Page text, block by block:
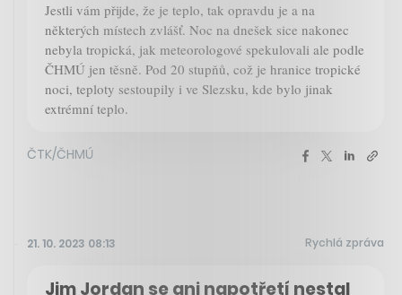
Jestli vám přijde, že je teplo, tak opravdu je a na
některých místech zvlášť. Noc na dnešek sice nakonec
nebyla tropická, jak meteorologové spekulovali ale podle
ČHMÚ jen těsně. Pod 20 stupňů, což je hranice tropické
noci, teploty sestoupily i ve Slezsku, kde bylo jinak
extrémní teplo.
ČTK/ČHMÚ
21. 10. 2023 08:13 Rychlá zpráva
Jim Jordan se ani napotřetí nestal